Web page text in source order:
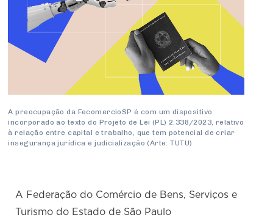
Conselho de Relações Internacionais
Conselho de Sustentabilidade
Conselho de Comércio Eletrônico
A preocupação da FecomercioSP é com um dispositivo
incorporado ao texto do Projeto de Lei (PL) 2.338/2023, relativo
à relação entre capital e trabalho, que tem potencial de criar
insegurança jurídica e judicialização (Arte: TUTU)
A Federação do Comércio de Bens, Serviços e
Turismo do Estado de São Paulo